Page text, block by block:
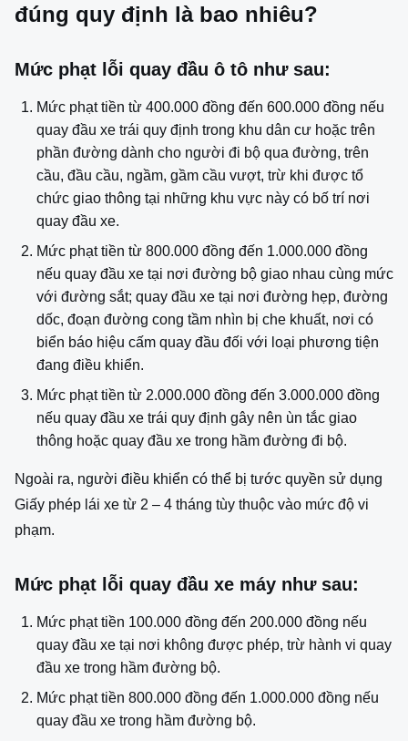
đúng quy định là bao nhiêu?
Mức phạt lỗi quay đầu ô tô như sau:
Mức phạt tiền từ 400.000 đồng đến 600.000 đồng nếu
quay đầu xe trái quy định trong khu dân cư hoặc trên
phần đường dành cho người đi bộ qua đường, trên
cầu, đầu cầu, ngầm, gầm cầu vượt, trừ khi được tổ
chức giao thông tại những khu vực này có bố trí nơi
quay đầu xe.
Mức phạt tiền từ 800.000 đồng đến 1.000.000 đồng
nếu quay đầu xe tại nơi đường bộ giao nhau cùng mức
với đường sắt; quay đầu xe tại nơi đường hẹp, đường
dốc, đoạn đường cong tầm nhìn bị che khuất, nơi có
biển báo hiệu cấm quay đầu đối với loại phương tiện
đang điều khiển.
Mức phạt tiền từ 2.000.000 đồng đến 3.000.000 đồng
nếu quay đầu xe trái quy định gây nên ùn tắc giao
thông hoặc quay đầu xe trong hầm đường đi bộ.
Ngoài ra, người điều khiển có thể bị tước quyền sử dụng
Giấy phép lái xe từ 2 – 4 tháng tùy thuộc vào mức độ vi
phạm.
Mức phạt lỗi quay đầu xe máy như sau:
Mức phạt tiền 100.000 đồng đến 200.000 đồng nếu
quay đầu xe tại nơi không được phép, trừ hành vi quay
đầu xe trong hầm đường bộ.
Mức phạt tiền 800.000 đồng đến 1.000.000 đồng nếu
quay đầu xe trong hầm đường bộ.